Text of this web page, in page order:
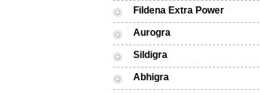
Fildena Extra Power
Aurogra
Sildigra
Abhigra